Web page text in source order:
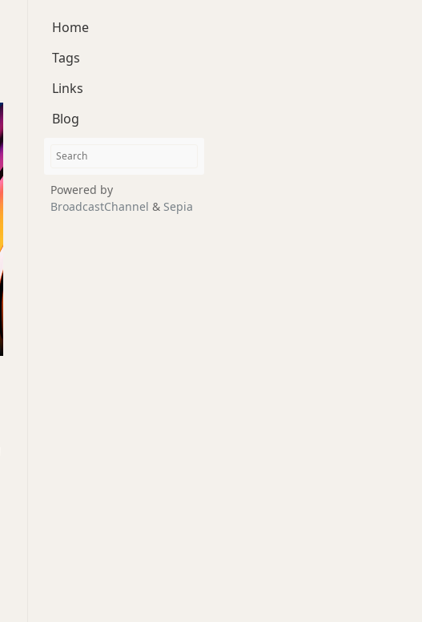
Home
Tags
Links
Blog
Powered by
BroadcastChannel & Sepia